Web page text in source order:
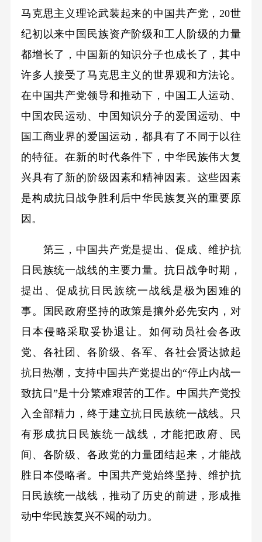
马克思主义理论武装起来的中国共产党，20世
纪初以来中国民族资产阶级和工人阶级的力量
都增长了，中国新的知识分子也成长了，其中
许多人接受了马克思主义的世界观和方法论。
在中国共产党领导和推动下，中国工人运动、
中国农民运动、中国知识分子的爱国运动、中
国工商业界的爱国运动，都具有了不同于以往
的特征。在新的时代条件下，中华民族伟大复
兴具有了新的阶级因素和精神因素。这些因素
是构成抗日战争胜利后中华民族复兴的重要原
因。
第三，中国共产党是提出、促成、维护抗
日民族统一战线的主要力量。抗日战争时期，
提出、促成抗日民族统一战线是极为困难的
事。国民政府坚持的政策是攘外必先安内，对
日本侵略采取妥协退让。如何动员社会各政
党、各社团、各阶级、各军、各社会贤达掀起
抗日热潮，支持中国共产党提出的“停止内战一
致抗日”是十分繁难艰苦的工作。中国共产党投
入全部精力，终于建立抗日民族统一战线。只
有形成抗日民族统一战线，才能把政府、民
间、各阶级、各政党的力量团结起来，才能战
胜日本侵略者。中国共产党始终坚持、维护抗
日民族统一战线，推动了历史的前进，形成推
动中华民族复兴不竭的动力。